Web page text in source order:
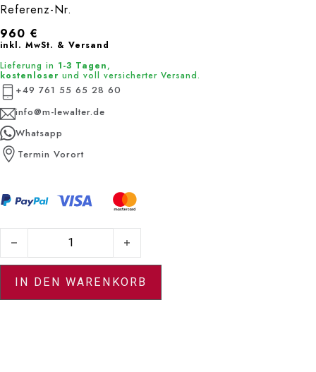
Referenz-Nr.
960 €
inkl. MwSt. & Versand
Lieferung in 1-3 Tagen,
kostenloser und voll versicherter Versand.
+49 761 55 65 28 60
info@m-lewalter.de
Whatsapp
Termin Vorort
Anhänger PAPYR Menge
IN DEN WARENKORB